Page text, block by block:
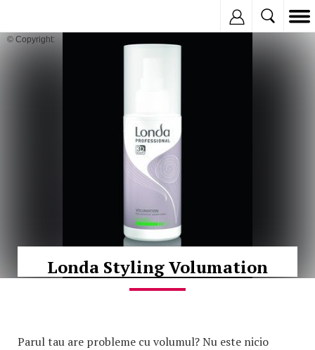
© Copyright:
Londa Styling Volumation
Parul tau are probleme cu volumul? Nu este nicio